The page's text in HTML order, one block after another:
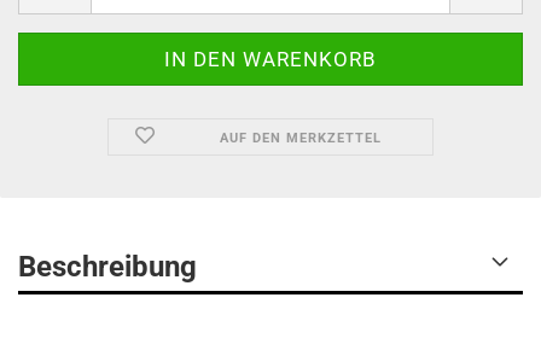
AUF DEN MERKZETTEL
Beschreibung